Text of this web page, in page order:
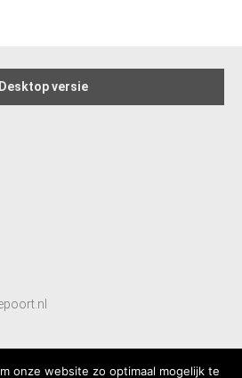
Desktop versie
onze website zo optimaal mogelijk te